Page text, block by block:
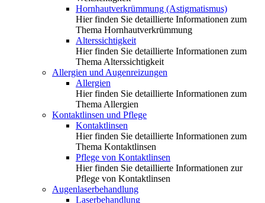
Hornhautverkrümmung (Astigmatismus)
Hier finden Sie detaillierte Informationen zum
Thema Hornhautverkrümmung
Alterssichtigkeit
Hier finden Sie detaillierte Informationen zum
Thema Alterssichtigkeit
Allergien und Augenreizungen
Allergien
Hier finden Sie detaillierte Informationen zum
Thema Allergien
Kontaktlinsen und Pflege
Kontaktlinsen
Hier finden Sie detaillierte Informationen zum
Thema Kontaktlinsen
Pflege von Kontaktlinsen
Hier finden Sie detaillierte Informationen zur
Pflege von Kontaktlinsen
Augenlaserbehandlung
Laserbehandlung